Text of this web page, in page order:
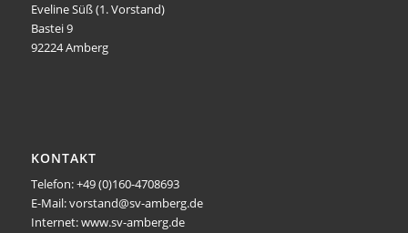
Eveline Süß (1. Vorstand)
Bastei 9
92224 Amberg
KONTAKT
Telefon: +49 (0)160-4708693
E-Mail: vorstand@sv-amberg.de
Internet: www.sv-amberg.de